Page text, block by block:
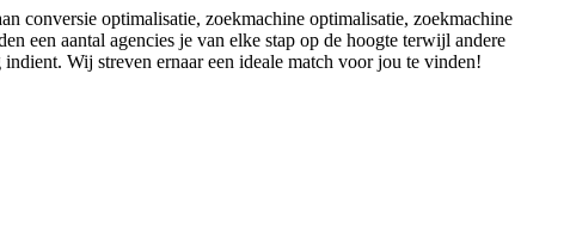
conversie optimalisatie, zoekmachine optimalisatie, zoekmachine
een aantal agencies je van elke stap op de hoogte terwijl andere
Wij streven ernaar een ideale match voor jou te vinden!